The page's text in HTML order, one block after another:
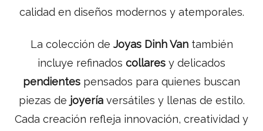
calidad en diseños modernos y atemporales.
La colección de Joyas Dinh Vantambién
incluye refinados collares y delicados
pendientes pensados para quienes buscan
piezas de joyeríaversátiles y llenas de estilo.
Cada creación refleja innovación, creatividad y